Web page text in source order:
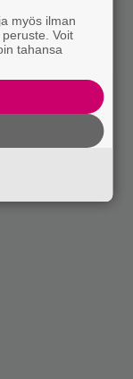
myös ilman
Voit
tahansa